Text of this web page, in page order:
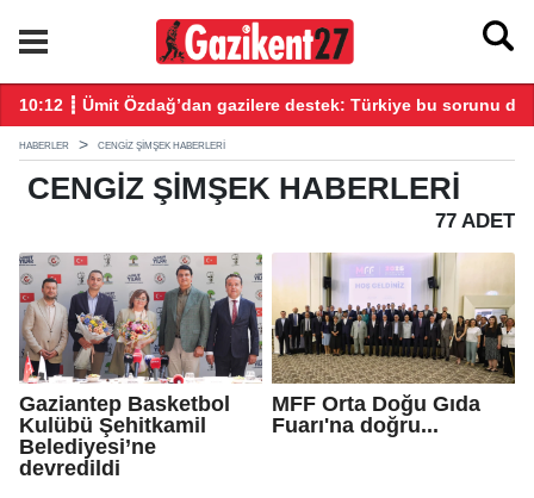
10:12 ┋ Ümit Özdağ’dan gazilere destek: Türkiye bu sorunu
HABERLER CENGIZ ŞIMŞEK HABERLERI
CENGIZ ŞIMŞEK HABERLERI
77 ADET
Gaziantep Basketbol
Kulübü Şehitkamil
Belediyesi’ne
devredildi
MFF Orta Doğu Gıda
Fuarı'na doğru...